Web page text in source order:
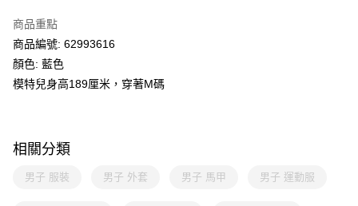
商品重點
商品編號: 62993616
顏色: 藍色
模特兒身高189厘米，穿著M碼
相關分類
男子 服裝 男子 外套 男子 馬甲 男子 運動服